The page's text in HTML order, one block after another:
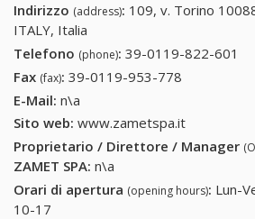
Indirizzo (address): 109, v. Torino
ITALY, Italia
Telefono (phone): 39-0119-822-601
Fax (fax): 39-0119-953-778
E-Mail: n\a
Sito web: www.zametspa.it
Proprietario / Direttore / Manager
ZAMET SPA: n\a
Orari di apertura (opening hours): Lun-
10-17